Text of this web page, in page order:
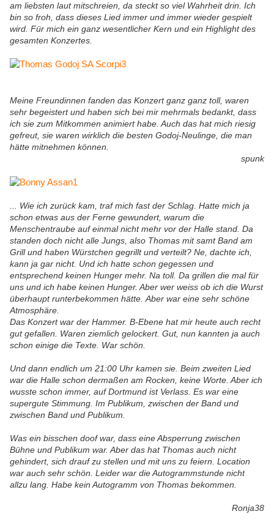
am liebsten laut mitschreien, da steckt so viel Wahrheit drin. Ich
bin so froh, dass dieses Lied immer und immer wieder gespielt
wird. Für mich ein ganz wesentlicher Kern und ein Highlight des
gesamten Konzertes.
Meine Freundinnen fanden das Konzert ganz ganz toll, waren
sehr begeistert und haben sich bei mir mehrmals bedankt, dass
ich sie zum Mitkommen animiert habe. Auch das hat mich riesig
gefreut, sie waren wirklich die besten Godoj-Neulinge, die man
hätte mitnehmen können.
spunk
... Wie ich zurück kam, traf mich fast der Schlag. Hatte mich ja
schon etwas aus der Ferne gewundert, warum die
Menschentraube auf einmal nicht mehr vor der Halle stand. Da
standen doch nicht alle Jungs, also Thomas mit samt Band am
Grill und haben Würstchen gegrillt und verteilt? Ne, dachte ich,
kann ja gar nicht. Und ich hatte schon gegessen und
entsprechend keinen Hunger mehr. Na toll. Da grillen die mal für
uns und ich habe keinen Hunger. Aber wer weiss ob ich die Wurst
überhaupt runterbekommen hätte. Aber war eine sehr schöne
Atmosphäre.
Das Konzert war der Hammer. B-Ebene hat mir heute auch recht
gut gefallen. Waren ziemlich gelockert. Gut, nun kannten ja auch
schon einige die Texte. War schön.
Und dann endlich um 21:00 Uhr kamen sie. Beim zweiten Lied
war die Halle schon dermaßen am Rocken, keine Worte. Aber ich
wusste schon immer, auf Dortmund ist Verlass. Es war eine
supergute Stimmung. Im Publikum, zwischen der Band und
zwischen Band und Publikum.
Was ein bisschen doof war, dass eine Absperrung zwischen
Bühne und Publikum war. Aber das hat Thomas auch nicht
gehindert, sich drauf zu stellen und mit uns zu feiern. Location
war auch sehr schön. Leider war die Autogrammstunde nicht
allzu lang. Habe kein Autogramm von Thomas bekommen.
Ronja38